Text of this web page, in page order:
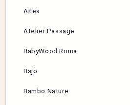
Aries
Atelier Passage
BabyWood Roma
Bajo
Bambo Nature